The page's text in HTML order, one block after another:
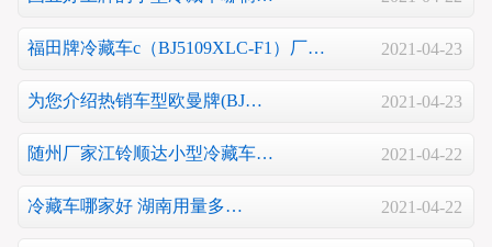
福田牌冷藏车c（BJ5109XLC-F1）厂… 2021-04-23
为您介绍热销车型欧曼牌(BJ… 2021-04-23
随州厂家江铃顺达小型冷藏车… 2021-04-22
冷藏车哪家好 湖南用量多… 2021-04-22